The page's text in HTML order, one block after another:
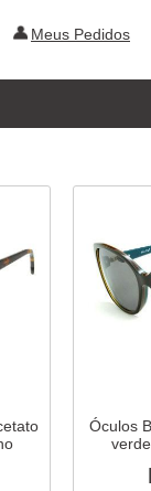
Meus Pedidos
Óculos